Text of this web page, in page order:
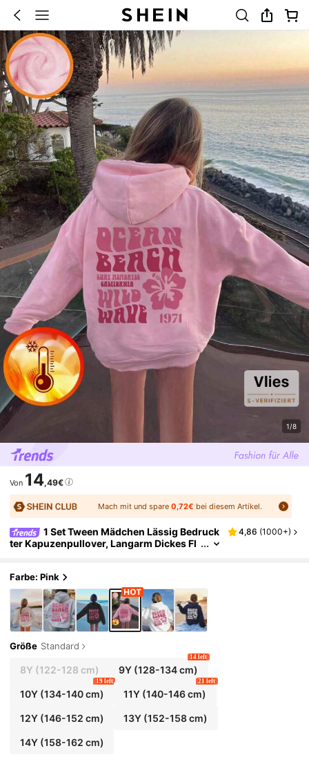
1/8
Von 14,49€
Mach mit und spare 0,72€ bei diesem Artikel.
1 Set Tween Mädchen Lässig Bedruck
ter Kapuzenpullover, Langarm Dickes Fl
rpullover und erkunden Sie die Welt!
4,86 (1000+)
Farbe: Pink
Größe Standard
8Y (122-128 cm) 9Y (128-134 cm)
14 left
10Y(134-140 cm)
19 left
11Y (140-146 cm)
21 left
12Y(146-152 cm) 13Y (152-158 cm)
14Y(158-162 cm)